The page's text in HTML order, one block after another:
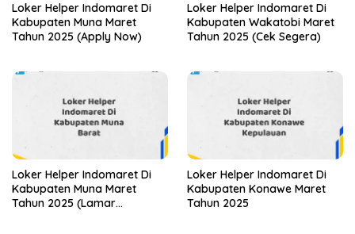
Loker Helper Indomaret Di
Kabupaten Muna Maret
Tahun 2025 (Apply Now)
Loker Helper Indomaret Di
Kabupaten Wakatobi Maret
Tahun 2025 (Cek Segera)
Loker Helper Indomaret Di
Kabupaten Muna Maret
Tahun 2025 (Lamar
Loker Helper Indomaret Di
Kabupaten Konawe Maret
Tahun 2025